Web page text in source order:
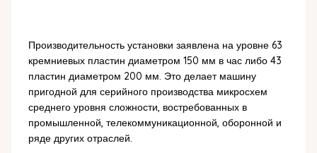
Производительность установки заявлена на уровне 63
кремниевых пластин диаметром 150 мм в час либо 43
пластин диаметром 200 мм. Это делает машину
пригодной для серийного производства микросхем
среднего уровня сложности, востребованных в
промышленной, телекоммуникационной, оборонной и
ряде других отраслей.